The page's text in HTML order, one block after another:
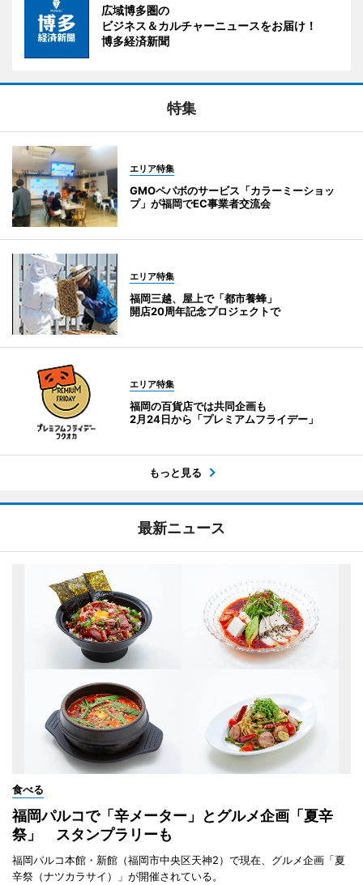
広域博多圏の
ビジネス＆カルチャーニュースをお届け！
博多経済新聞
特集
エリア特集
GMOペパボのサービス「カラーミーショッ
プ」が福岡でEC事業者交流会
エリア特集
福岡三越、屋上で「都市養蜂」
開店20周年記念プロジェクトで
エリア特集
福岡の百貨店では共同企画も
2月24日から「プレミアムフライデー」
もっと見る
最新ニュース
食べる
福岡パルコで「辛メーター」とグルメ企画「夏辛
祭」 スタンプラリーも
福岡パルコ本館・新館（福岡市中央区天神2）で現在、グルメ企画「夏
辛祭（ナツカラサイ）」が開催されている。